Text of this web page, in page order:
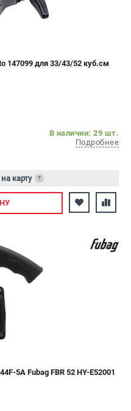
147099 для 33/43/52 куб.см
В наличии: 29 шт.
Подробнее
карту ?
5A Fubag FBR 52 HY-E52001